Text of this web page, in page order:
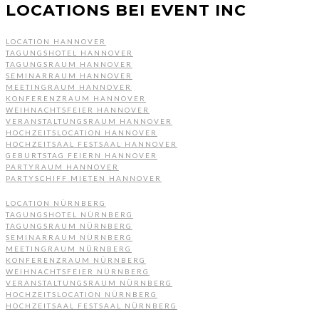
LOCATIONS BEI EVENT INC
LOCATION HANNOVER
TAGUNGSHOTEL HANNOVER
TAGUNGSRAUM HANNOVER
SEMINARRAUM HANNOVER
MEETINGRAUM HANNOVER
KONFERENZRAUM HANNOVER
WEIHNACHTSFEIER HANNOVER
VERANSTALTUNGSRAUM HANNOVER
HOCHZEITSLOCATION HANNOVER
HOCHZEITSAAL FESTSAAL HANNOVER
GEBURTSTAG FEIERN HANNOVER
PARTYRAUM HANNOVER
PARTYSCHIFF MIETEN HANNOVER
LOCATION NÜRNBERG
TAGUNGSHOTEL NÜRNBERG
TAGUNGSRAUM NÜRNBERG
SEMINARRAUM NÜRNBERG
MEETINGRAUM NÜRNBERG
KONFERENZRAUM NÜRNBERG
WEIHNACHTSFEIER NÜRNBERG
VERANSTALTUNGSRAUM NÜRNBERG
HOCHZEITSLOCATION NÜRNBERG
HOCHZEITSAAL FESTSAAL NÜRNBERG